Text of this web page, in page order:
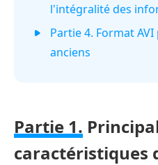
l'intégralité des
Partie 4. Format
anciens
Partie 1.
caractéristiques